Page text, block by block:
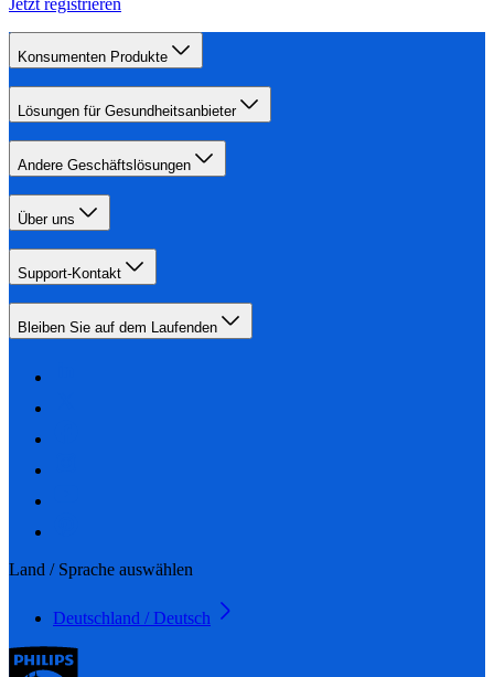
Konsumenten Produkte
Lösungen für Gesundheitsanbieter
Andere Geschäftslösungen
Über uns
Support-Kontakt
Bleiben Sie auf dem Laufenden
Land / Sprache auswählen
Deutschland / Deutsch